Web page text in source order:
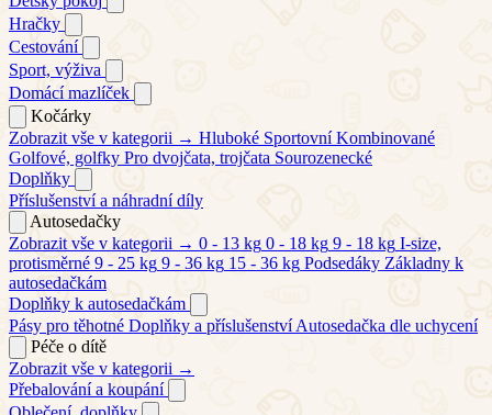
Hračky
Cestování
Sport, výživa
Domácí mazlíček
Kočárky
Zobrazit vše v kategorii → Hluboké Sportovní Kombinované
Golfové, golfky Pro dvojčata, trojčata Sourozenecké
Doplňky
Příslušenství a náhradní díly
Autosedačky
Zobrazit vše v kategorii → 0 - 13 kg 0 - 18 kg 9 - 18 kg I-size,
protisměrné 9 - 25 kg 9 - 36 kg 15 - 36 kg Podsedáky Základny k
autosedačkám
Doplňky k autosedačkám
Pásy pro těhotné Doplňky a příslušenství Autosedačka dle uchycení
Péče o dítě
Zobrazit vše v kategorii →
Přebalování a koupání